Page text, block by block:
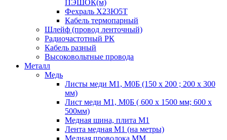
ПЭШОК(м)
Фехраль Х23Ю5Т
Кабель термопарный
Шлейф (провод ленточный)
Радиочастотный РК
Кабель разный
Высоковольтные провода
Металл
Медь
Листы меди М1, М0Б (150 х 200 ; 200 х 300
мм)
Лист меди М1, М0Б ( 600 х 1500 мм; 600 х
500мм)
Медная шина, плита М1
Лента медная М1 (на метры)
Медная проволока ММ